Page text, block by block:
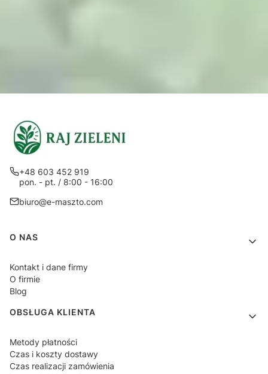
+48 603 452 919
pon. - pt. / 8:00 - 16:00
biuro@e-maszto.com
Linki w stopce
O NAS
Kontakt i dane firmy
O firmie
Blog
OBSŁUGA KLIENTA
Metody płatności
Czas i koszty dostawy
Czas realizacji zamówienia